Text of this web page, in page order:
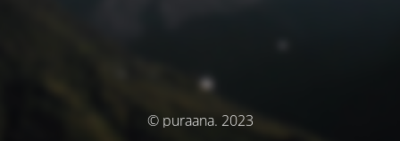
© puraana. 2023